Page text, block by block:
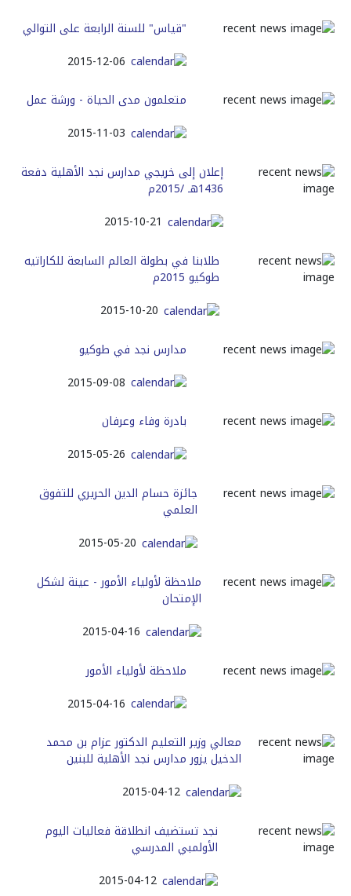
"قياس" للسنة الرابعة على التوالي
2015-12-06
متعلمون مدى الحياة - ورشة عمل
2015-11-03
إعلان إلى خريجي مدارس نجد الأهلية دفعة
1436هـ /2015م
2015-10-21
طلابنا في بطولة العالم السابعة للكاراتيه
طوكيو 2015م
2015-10-20
مدارس نجد في طوكيو
2015-09-08
بادرة وفاء وعرفان
2015-05-26
جائزة حسام الدين الحريري للتفوق
العلمي
2015-05-20
ملاحظة لأولياء الأمور - عينة لشكل
الإمتحان
2015-04-16
ملاحظة لأولياء الأمور
2015-04-16
معالي وزير التعليم الدكتور عزام بن محمد
الدخيل يزور مدارس نجد الأهلية للبنين
2015-04-12
نجد تستضيف انطلاقة فعاليات اليوم
الأولمبي المدرسي
2015-04-12